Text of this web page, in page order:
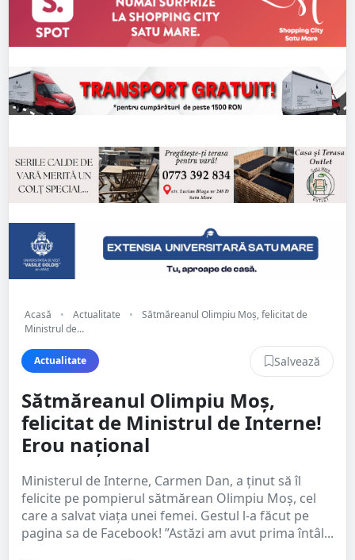
Acasă • Actualitate •
Sătmăreanul Olimpiu Moș, felicitat de
Ministrul de...
Actualitate Salvează
Sătmăreanul Olimpiu Moș,
felicitat de Ministrul de Interne!
Erou național
Ministerul de Interne, Carmen Dan, a ținut să îl
felicite pe pompierul sătmărean Olimpiu Moș, cel
care a salvat viața unei femei. Gestul l-a făcut pe
pagina sa de Facebook! ”Astăzi am avut prima întâl...